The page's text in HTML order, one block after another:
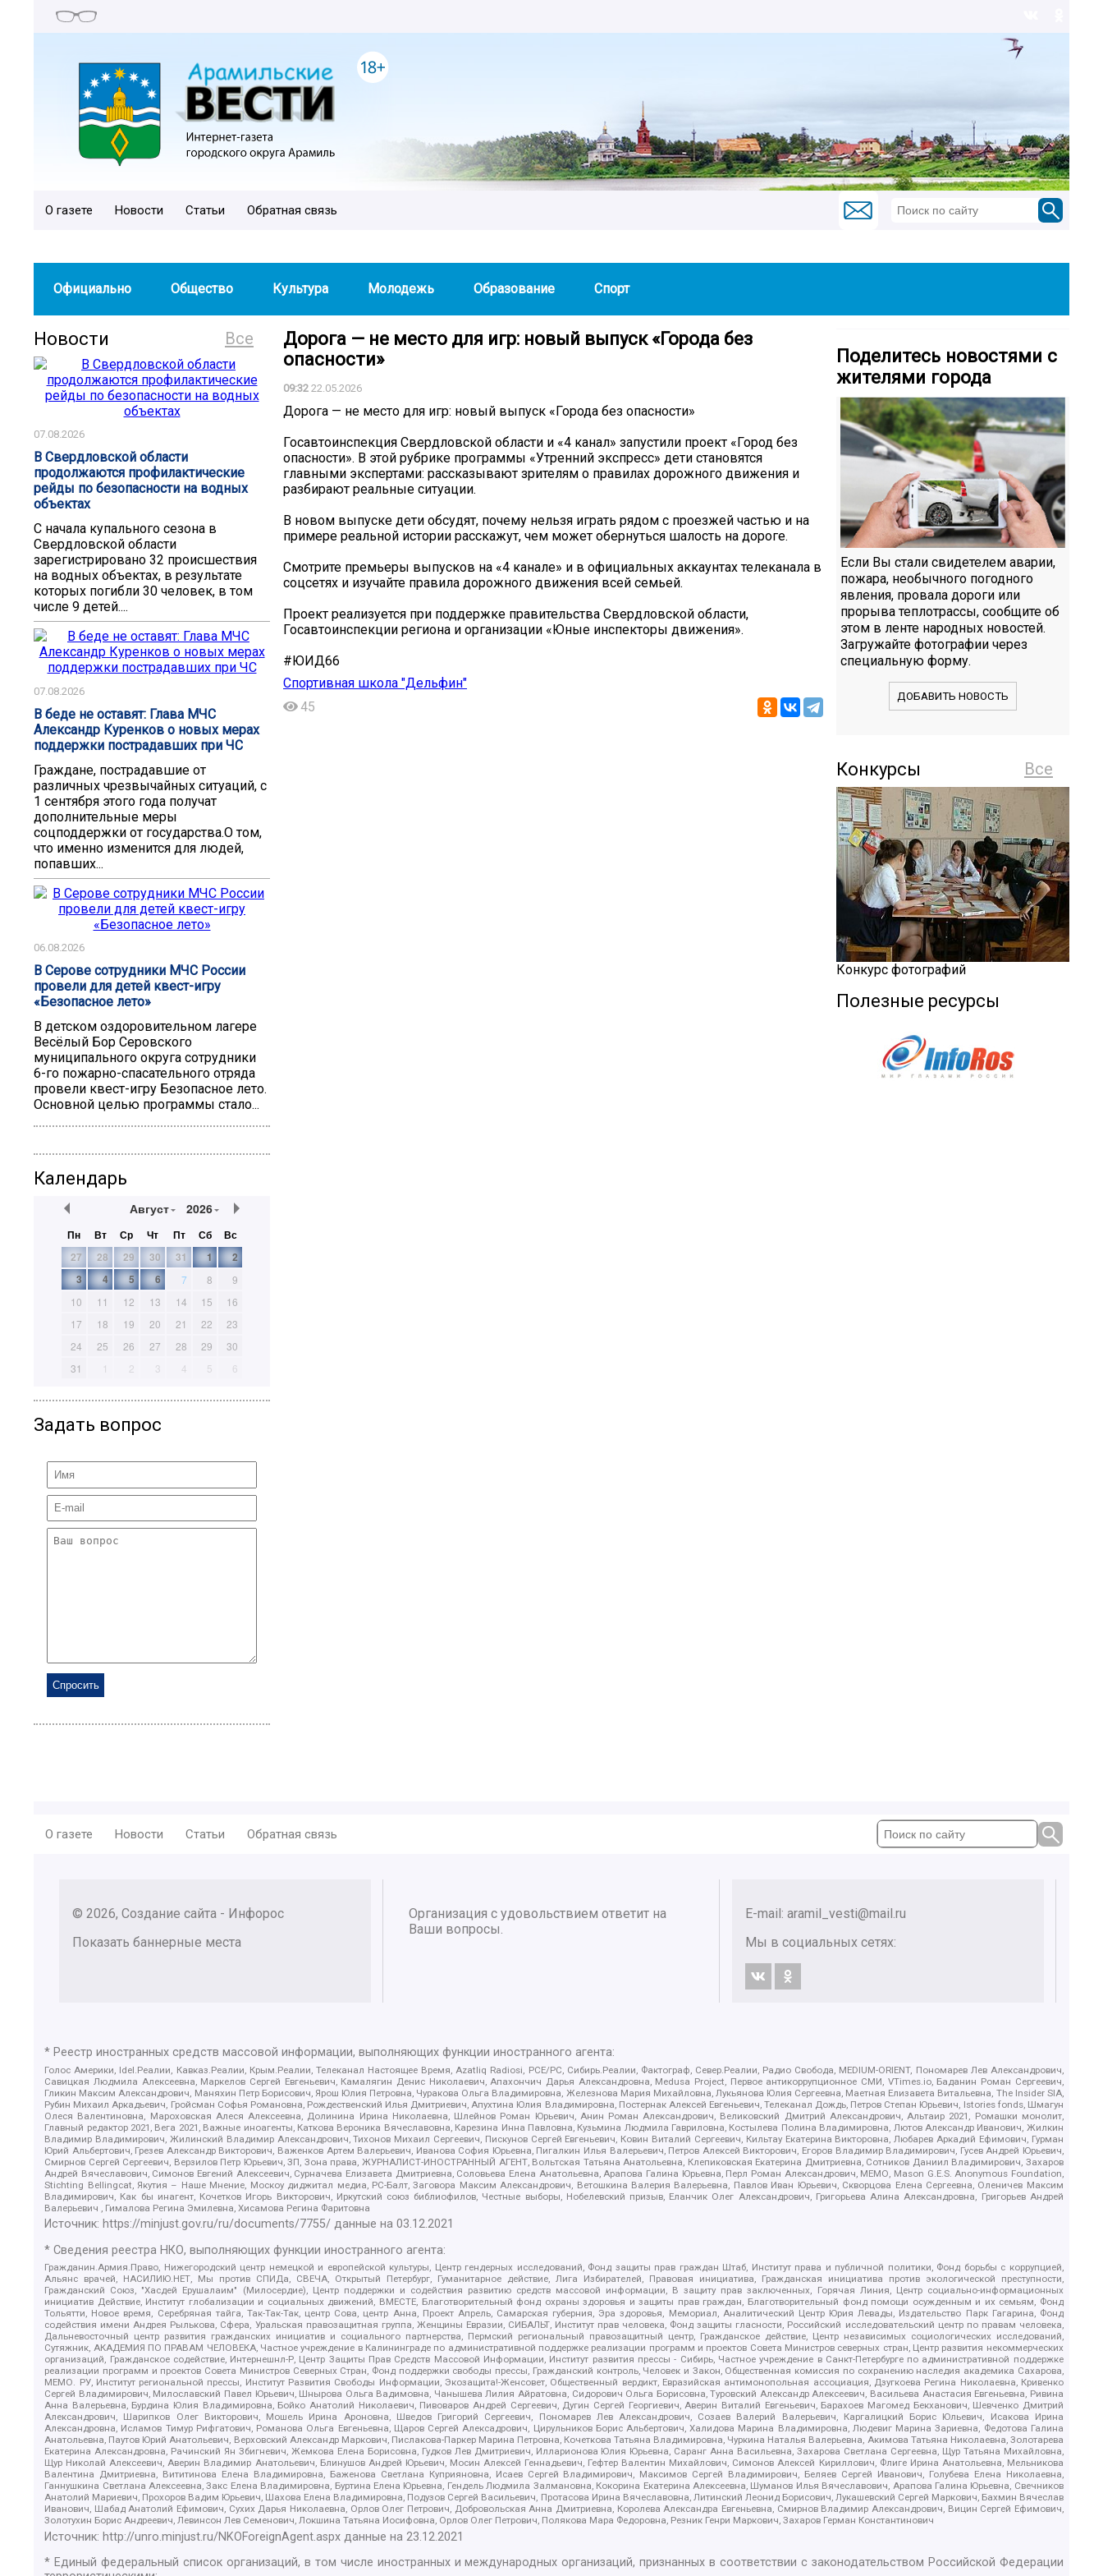
О газете Новости Статьи Обратная связь
Официально Общество Культура Молодежь Образование Спорт
Все
Новости
07.08.2026
В Свердловской области
продолжаются профилактические
рейды по безопасности на водных
объектах
С начала купального сезона в
Свердловской области
зарегистрировано 32 происшествия
на водных объектах, в результате
которых погибли 30 человек, в том
числе 9 детей....
07.08.2026
В беде не оставят: Глава МЧС
Александр Куренков о новых мерах
поддержки пострадавших при ЧС
Граждане, пострадавшие от
различных чрезвычайных ситуаций, с
1 сентября этого года получат
дополнительные меры
соцподдержки от государства.О том,
что именно изменится для людей,
попавших...
06.08.2026
В Серове сотрудники МЧС России
провели для детей квест-игру
«Безопасное лето»
В детском оздоровительном лагере
Весёлый Бор Серовского
муниципального округа сотрудники
6-го пожарно-спасательного отряда
провели квест-игру Безопасное лето.
Основной целью программы стало...
Календарь
Август 2026
Пн Вт Ср Чт Пт Сб
Вс
27
28 29 30 31 1
2
3
4 5 6 7 8
9
10
11 12 13 14 15
16
17
18 19 20 21 22
23
24
25 26 27 28 29
30
31
1 2 3 4 5 6
Задать вопрос
Дорога — не место для игр: новый выпуск «Города без
опасности»
09:32 22.05.2026
Дорога — не место для игр: новый выпуск «Города без опасности»
Госавтоинспекция Свердловской области и «4 канал» запустили проект «Город без
опасности». В этой рубрике программы «Утренний экспресс» дети становятся
главными экспертами: рассказывают зрителям о правилах дорожного движения и
разбирают реальные ситуации.
В новом выпуске дети обсудят, почему нельзя играть рядом с проезжей частью и на
примере реальной истории расскажут, чем может обернуться шалость на дороге.
Смотрите премьеры выпусков на «4 канале» и в официальных аккаунтах телеканала в
соцсетях и изучайте правила дорожного движения всей семьей.
Проект реализуется при поддержке правительства Свердловской области,
Госавтоинспекции региона и организации «Юные инспекторы движения».
#ЮИД66
Спортивная школа "Дельфин"
45
Поделитесь новостями с
жителями города
Если Вы стали свидетелем аварии,
пожара, необычного погодного
явления, провала дороги или
прорыва теплотрассы, сообщите об
этом в ленте народных новостей.
Загружайте фотографии через
специальную форму.
ДОБАВИТЬ НОВОСТЬ
Все
Конкурсы
Конкурс фотографий
Полезные ресурсы
О газете Новости Статьи Обратная связь
© 2026, Создание сайта - Инфорос
Показать баннерные места
Организация с удовольствием ответит на
Ваши вопросы.
E-mail: aramil_vesti@mail.ru
Мы в социальных сетях:
* Реестр иностранных средств массовой информации, выполняющих функции иностранного агента:
Голос Америки, Idel.Реалии, Кавказ.Реалии, Крым.Реалии, Телеканал Настоящее Время, Azatliq Radiosi, PCE/PC, Сибирь.Реалии, Фактограф, Север.Реалии, Радио Свобода, MEDIUM-ORIENT, Пономарев Лев Александрович,
Савицкая Людмила Алексеевна, Маркелов Сергей Евгеньевич, Камалягин Денис Николаевич, Апахончич Дарья Александровна, Medusa Project, Первое антикоррупционное СМИ, VTimes.io, Баданин Роман Сергеевич,
Гликин Максим Александрович, Маняхин Петр Борисович, Ярош Юлия Петровна, Чуракова Ольга Владимировна, Железнова Мария Михайловна, Лукьянова Юлия Сергеевна, Маетная Елизавета Витальевна, The Insider SIA,
Рубин Михаил Аркадьевич, Гройсман Софья Романовна, Рождественский Илья Дмитриевич, Апухтина Юлия Владимировна, Постернак Алексей Евгеньевич, Телеканал Дождь, Петров Степан Юрьевич, Istories fonds, Шмагун
Олеся Валентиновна, Мароховская Алеся Алексеевна, Долинина Ирина Николаевна, Шлейнов Роман Юрьевич, Анин Роман Александрович, Великовский Дмитрий Александрович, Альтаир 2021, Ромашки монолит,
Главный редактор 2021, Вега 2021, Важные иноагенты, Каткова Вероника Вячеславовна, Карезина Инна Павловна, Кузьмина Людмила Гавриловна, Костылева Полина Владимировна, Лютов Александр Иванович, Жилкин
Владимир Владимирович, Жилинский Владимир Александрович, Тихонов Михаил Сергеевич, Пискунов Сергей Евгеньевич, Ковин Виталий Сергеевич, Кильтау Екатерина Викторовна, Любарев Аркадий Ефимович, Гурман
Юрий Альбертович, Грезев Александр Викторович, Важенков Артем Валерьевич, Иванова София Юрьевна, Пигалкин Илья Валерьевич, Петров Алексей Викторович, Егоров Владимир Владимирович, Гусев Андрей Юрьевич,
Смирнов Сергей Сергеевич, Верзилов Петр Юрьевич, ЗП, Зона права, ЖУРНАЛИСТ-ИНОСТРАННЫЙ АГЕНТ, Вольтская Татьяна Анатольевна, Клепиковская Екатерина Дмитриевна, Сотников Даниил Владимирович, Захаров
Андрей Вячеславович, Симонов Евгений Алексеевич, Сурначева Елизавета Дмитриевна, Соловьева Елена Анатольевна, Арапова Галина Юрьевна, Перл Роман Александрович, МЕМО, Mason G.E.S. Anonymous Foundation,
Stichting Bellingcat, Якутия – Наше Мнение, Москоу диджитал медиа, РС-Балт, Заговора Максим Александрович, Ветошкина Валерия Валерьевна, Павлов Иван Юрьевич, Скворцова Елена Сергеевна, Оленичев Максим
Владимирович, Как бы инагент, Кочетков Игорь Викторович, Иркутский союз библиофилов, Честные выборы, Нобелевский призыв, Еланчик Олег Александрович, Григорьева Алина Александровна, Григорьев Андрей
Валерьевич , Гималова Регина Эмилевна, Хисамова Регина Фаритовна
Источник: https://minjust.gov.ru/ru/documents/7755/ данные на03.12.2021
* Сведения реестра НКО, выполняющих функции иностранного агента:
Гражданин.Армия.Право, Нижегородский центр немецкой и европейской культуры, Центр гендерных исследований, Фонд защиты прав граждан Штаб, Институт права и публичной политики, Фонд борьбы с коррупцией,
Альянс врачей, НАСИЛИЮ.НЕТ, Мы против СПИДа, СВЕЧА, Открытый Петербург, Гуманитарное действие, Лига Избирателей, Правовая инициатива, Гражданская инициатива против экологической преступности,
Гражданский Союз, "Хасдей Ерушалаим" (Милосердие), Центр поддержки и содействия развитию средств массовой информации, В защиту прав заключенных, Горячая Линия, Центр социально-информационных
инициатив Действие, Институт глобализации и социальных движений, ВМЕСТЕ, Благотворительный фонд охраны здоровья и защиты прав граждан, Благотворительный фонд помощи осужденным и их семьям, Фонд
Тольятти, Новое время, Серебряная тайга, Так-Так-Так, центр Сова, центр Анна, Проект Апрель, Самарская губерния, Эра здоровья, Мемориал, Аналитический Центр Юрия Левады, Издательство Парк Гагарина, Фонд
содействия имени Андрея Рылькова, Сфера, Уральская правозащитная группа, Женщины Евразии, СИБАЛЬТ, Институт прав человека, Фонд защиты гласности, Российский исследовательский центр по правам человека,
Дальневосточный центр развития гражданских инициатив и социального партнерства, Пермский региональный правозащитный центр, Гражданское действие, Центр независимых социологических исследований,
Сутяжник, АКАДЕМИЯ ПО ПРАВАМ ЧЕЛОВЕКА, Частное учреждение в Калининграде по административной поддержке реализации программ и проектов Совета Министров северных стран, Центр развития некоммерческих
организаций, Гражданское содействие, Интернешнл-Р, Центр Защиты Прав Средств Массовой Информации, Институт развития прессы - Сибирь, Частное учреждение в Санкт-Петербурге по административной поддержке
реализации программ и проектов Совета Министров Северных Стран, Фонд поддержки свободы прессы, Гражданский контроль, Человек и Закон, Общественная комиссия по сохранению наследия академика Сахарова,
МЕМО. РУ, Институт региональной прессы, Институт Развития Свободы Информации, Экозащита!-Женсовет, Общественный вердикт, Евразийская антимонопольная ассоциация, Дзугкоева Регина Николаевна, Кривенко
Сергей Владимирович, Милославский Павел Юрьевич, Шнырова Ольга Вадимовна, Чанышева Лилия Айратовна, Сидорович Ольга Борисовна, Туровский Александр Алексеевич, Васильева Анастасия Евгеньевна, Ривина
Анна Валерьевна, Бурдина Юлия Владимировна, Бойко Анатолий Николаевич, Пивоваров Андрей Сергеевич, Дугин Сергей Георгиевич, Аверин Виталий Евгеньевич, Барахоев Магомед Бекханович, Шевченко Дмитрий
Александрович, Шарипков Олег Викторович, Мошель Ирина Ароновна, Шведов Григорий Сергеевич, Пономарев Лев Александрович, Созаев Валерий Валерьевич, Каргалицкий Борис Юльевич, Исакова Ирина
Александровна, Исламов Тимур Рифгатович, Романова Ольга Евгеньевна, Щаров Сергей Алексадрович, Цирульников Борис Альбертович, Халидова Марина Владимировна, Людевиг Марина Зариевна, Федотова Галина
Анатольевна, Паутов Юрий Анатольевич, Верховский Александр Маркович, Пислакова-Паркер Марина Петровна, Кочеткова Татьяна Владимировна, Чуркина Наталья Валерьевна, Акимова Татьяна Николаевна, Золотарева
Екатерина Александровна, Рачинский Ян Збигневич, Жемкова Елена Борисовна, Гудков Лев Дмитриевич, Илларионова Юлия Юрьевна, Саранг Анна Васильевна, Захарова Светлана Сергеевна, Щур Татьяна Михайловна,
Щур Николай Алексеевич, Аверин Владимир Анатольевич, Блинушов Андрей Юрьевич, Мосин Алексей Геннадьевич, Гефтер Валентин Михайлович, Симонов Алексей Кириллович, Флиге Ирина Анатольевна, Мельникова
Валентина Дмитриевна, Вититинова Елена Владимировна, Баженова Светлана Куприяновна, Исаев Сергей Владимирович, Максимов Сергей Владимирович, Беляев Сергей Иванович, Голубева Елена Николаевна,
Ганнушкина Светлана Алексеевна, Закс Елена Владимировна, Буртина Елена Юрьевна, Гендель Людмила Залмановна, Кокорина Екатерина Алексеевна, Шуманов Илья Вячеславович, Арапова Галина Юрьевна, Свечников
Анатолий Мариевич, Прохоров Вадим Юрьевич, Шахова Елена Владимировна, Подузов Сергей Васильевич, Протасова Ирина Вячеславовна, Литинский Леонид Борисович, Лукашевский Сергей Маркович, Бахмин Вячеслав
Иванович, Шабад Анатолий Ефимович, Сухих Дарья Николаевна, Орлов Олег Петрович, Добровольская Анна Дмитриевна, Королева Александра Евгеньевна, Смирнов Владимир Александрович, Вицин Сергей Ефимович,
Золотухин Борис Андреевич, Левинсон Лев Семенович, Локшина Татьяна Иосифовна, Орлов Олег Петрович, Полякова Мара Федоровна, Резник Генри Маркович, Захаров Герман Константинович
Источник: http://unro.minjust.ru/NKOForeignAgent.aspx данные на23.12.2021
* Единый федеральный список организаций, в том числе иностранных и международных организаций, признанных в соответствии с законодательством Российской Федерации